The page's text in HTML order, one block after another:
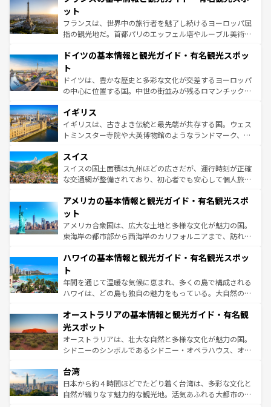
しい。
れる闘牛、そして美味しいタパスが生活の一部となってい
る。首都マドリードの洗練された雰囲気や、バルセロナの
アートに溢れた街角から、地方では古代ローマ遺跡や中世
せる。地方によって風土や気候が異なるスペインはその個
ンテンツ一覧 を参照してほしい。
ット
フランスは、世界中の旅行者を魅了し続けるヨーロッパ屈
指の観光地だ。首都パリのエッフェル塔やルーブル美術館
で、幅広い魅力が詰まっている。華麗な宮殿、歴史的な大
聖堂、美しいビーチ、そして豊かな自然が、訪れる者を心
から魅了する。また、フランスは美食の国としても知ら
れ、フランス料理はユネスコ無形文化遺産にも登録されて
香り高いラベンダー畑など、多彩な楽しみ方が可能だ。さ
らに、パリ以外の地域にも魅力が溢れており、どの街角に
も豊かな歴史と文化が息づいている。パリ以外の個性あふ
を参照してほしい。
ドイツの基本情報と観光ガイド・有名観光スポッ
ト
ドイツは、豊かな歴史と多彩な文化が交差するヨーロッパ
の中心に位置する国。中世の街並みが残るロマンチック街
顔を持つこの国は、どこを歩いても飽きることがない。ベ
ルリンの文化的活気、バイエルン州のアルプスの絶景、そ
してライン川沿いのワイン畑といった風景は必見。ビール
は、お酒好きな人にはぜひ体験してほしい。 なお、新着の
ドイツ情報はコンテンツ一覧を参照してほしい。
イギリス
イギリスは、古きよき伝統と最先端が共存する国。ウェス
トミンスター寺院や大英博物館のようなランドマーク、歴
リアごとに異なる魅力がある。また、優雅なアフタヌーン
ティー、ビール好きにはたまらない英国パブ、サッカー観
戦など、本場だからこそできる体験も豊富。イギリスを旅
ンツ一覧を参照してほしい。
スイス
スイスの国土面積は九州ほどの広さだが、運行時刻が正確
な交通網が整備されており、初心者でも安心して個人旅行
の建物がそのまま残る町や、スイスならではのユニークな
博物館もあり、アルプス観光だけでなく町歩きも満喫する
ことができる。国民の所得が高いため物価も高いが、旅行
者向けの交通パス提供のサービスもあり、うまく活用すれ
着のスイス情報はコンテンツ一覧を参照してほしい。
アメリカの基本情報と観光ガイド・有名観光スポ
ット
アメリカ合衆国は、広大な土地と多様な文化が魅力の国。
東海岸の都市部から西海岸のカリフォルニアまで、訪れる
のような巨大都市は、観光、ショッピング、エンターテイ
ンメントが詰まった刺激的なスポットだ。一方、アメリカ
西部には大自然が広がり、グランドキャニオンやイエロー
ストーン国立公園といった絶景が堪能できる。さらに、南
文化が魅力。旅行者はアメリカの各地域で異なる魅力を楽
しみながら、その多様性と豊かな歴史を感じることができ
るだろう。車でのロードトリップや列車の旅も、アメリカ
ならではの贅沢な旅のスタイルだ。 なお、新着のアメリカ
情報は コンテンツ一覧 を参照してほしい。
ハワイの基本情報と観光ガイド・有名観光スポッ
ト
年間を通じて温暖な気候に恵まれ、多くの島で構成される
ハワイは、どの島も独自の魅力をもっている。大自然の神
ワイ島は見逃せない。また、定番の観光地といえばオアフ
島だが、静かな自然を求めるならマウイ島やカウアイ島が
おすすめ。エメラルドグリーンに輝く海をはじめ、豊かな
文化や歴史が息づいている。「アロハスピリット」と呼ば
人々、おいしいローカルフードやハワイアンミュージッ
ク、伝統的なフラダンスなど、すべてがハワイの魅力を彩
っている。訪れるたびに新しい発見と感動が待っているハ
オーストラリアの基本情報と観光ガイド・有名観
光スポット
オーストラリアは、壮大な自然と多様な文化が魅力の国。
シドニーのシンボルであるシドニー・オペラハウス、オー
リアリーフや大陸中央部にそびえるウルル（エアーズロッ
ク）、タスマニアの美しい原生林やケアンズの熱帯雨林な
ど、見どころがたくさん。また、カフェやワイン、オージ
台湾
日本から約４時間ほどでたどり着く台湾は、多彩な文化と
自然が織りなす魅力的な観光地。活気あふれる大都市の台